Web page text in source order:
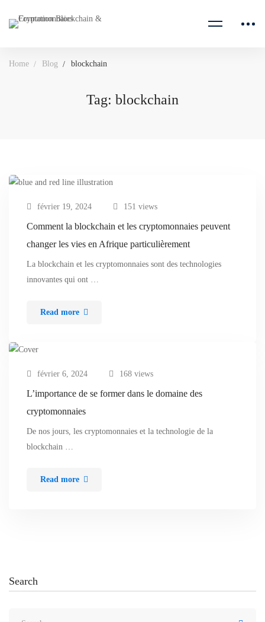
Home Blog blockchain
Tag: blockchain
février 19, 2024 151 views
Comment la blockchain et les cryptomonnaies peuvent
changer les vies en Afrique particulièrement
La blockchain et les cryptomonnaies sont des technologies
innovantes qui ont …
Read more
février 6, 2024 168 views
L’importance de se former dans le domaine des
cryptomonnaies
De nos jours, les cryptomonnaies et la technologie de la
blockchain …
Read more
Search